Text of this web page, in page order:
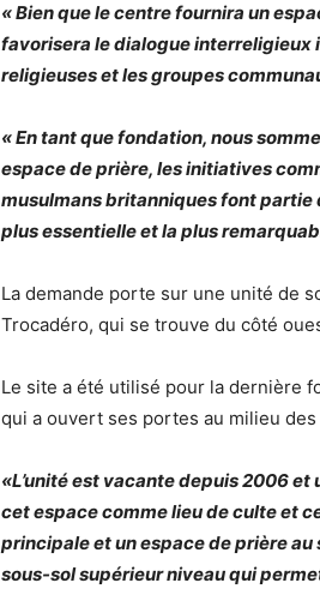
« Bien que le centre fournira un
favorisera le dialogue interreligieux
religieuses et les groupes
« En tant que fondation, nous
espace de prière, les initiatives
musulmans britanniques font partie
plus essentielle et la plus
La demande porte sur une unité de
Trocadéro, qui se trouve du côté
Le site a été utilisé pour la dernière
qui a ouvert ses portes au milieu
«L’unité est vacante depuis 2006
cet espace comme lieu de culte et
principale et un espace de prière
sous-sol supérieur niveau qui